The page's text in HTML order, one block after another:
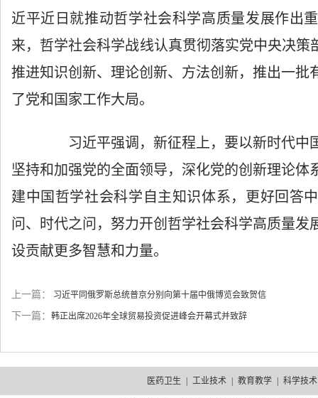
近平近日就推动哲学社会科学高质量发展作出
来，哲学社会科学战线认真贯彻落实党中央决策
推进知识创新、理论创新、方法创新，推出一批
了党和国家工作大局。
习近平强调，新征程上，要以新时代中
坚持和加强党的全面领导，深化党的创新理论体
建中国哲学社会科学自主知识体系，更好回答
问、时代之问，努力开创哲学社会科学高质量发
设贡献更多智慧和力量。
上一篇： 习近平同俄罗斯总统普京分别向第十届中俄博览会致贺信
下一篇： 韩正出席2026年全球贸易投资促进峰会开幕式并致辞
医药卫生 工业技术 教育教学 科学技术